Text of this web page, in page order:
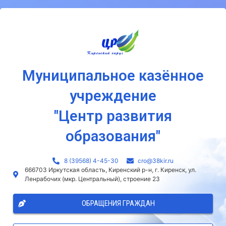
Муниципальное казённое
учреждение
"Центр развития
образования"
8 (39568) 4-45-30
сro@38kir.ru
666703 Иркутская область, Киренский р-н, г. Киренск, ул.
Ленрабочих (мкр. Центральный), строение 23
ОБРАЩЕНИЯ ГРАЖДАН